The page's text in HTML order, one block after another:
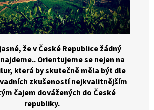
že v České Republice žádný
Orientujeme se nejen na
která by skutečně měla být dle
zkušeností nejkvalitnějším
čajem dovážených do České
republiky.